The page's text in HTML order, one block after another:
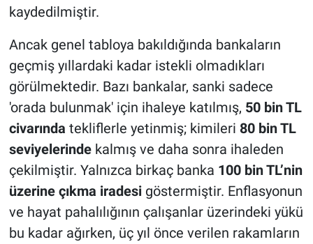
kaydedilmiştir.
Ancak genel tabloya bakıldığında bankaların
geçmiş yıllardaki kadar istekli olmadıkları
görülmektedir. Bazı bankalar, sanki sadece
'orada bulunmak' için ihaleye katılmış, 50 bin TL
civarında tekliflerle yetinmiş; kimileri 80 bin TL
seviyelerindekalmış ve daha sonra ihaleden
çekilmiştir. Yalnızca birkaç banka 100 bin TL’nin
üzerine çıkma iradesigöstermiştir. Enflasyonun
ve hayat pahalılığının çalışanlar üzerindeki yükü
bu kadar ağırken, üç yıl önce verilen rakamların